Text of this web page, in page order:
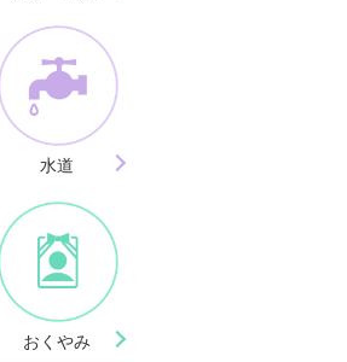
水道
おくやみ